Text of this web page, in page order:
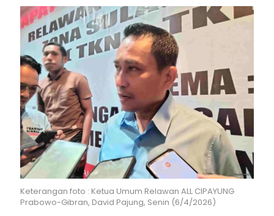
Keterangan foto : Ketua Umum Relawan ALL CIPAYUNG
Prabowo-Gibran, David Pajung, Senin (6/4/2026)